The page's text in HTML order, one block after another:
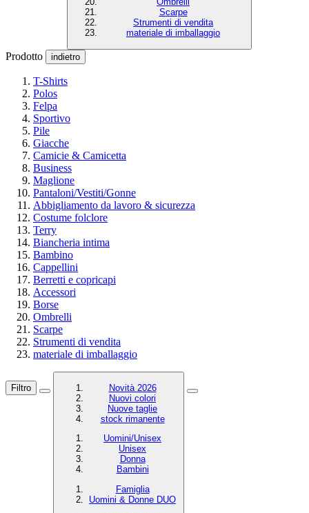
Scarpe
Strumenti di vendita
materiale di imballaggio
Prodotto indietro
T-Shirts
Polos
Felpa
Sportivo
Pile
Giacche
Camicie & Camicetta
Business
Maglione
Pantaloni/Vestiti/Gonne
Abbigliamento da lavoro & sicurezza
Costume folclore
Terry
Biancheria intima
Bambino
Cappellini
Berretti e copricapi
Accessori
Borse
Ombrelli
Scarpe
Strumenti di vendita
materiale di imballaggio
Filtro
Novità 2026
Nuovi colori
Nuove taglie
stock rimanente
Uomini/Unisex
Unisex
Donna
Bambini
Famiglia
Uomini & Donne DUO